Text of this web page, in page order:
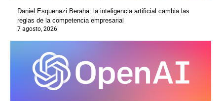
Daniel Esquenazi Beraha: la inteligencia artificial cambia las
reglas de la competencia empresarial
7 agosto, 2026